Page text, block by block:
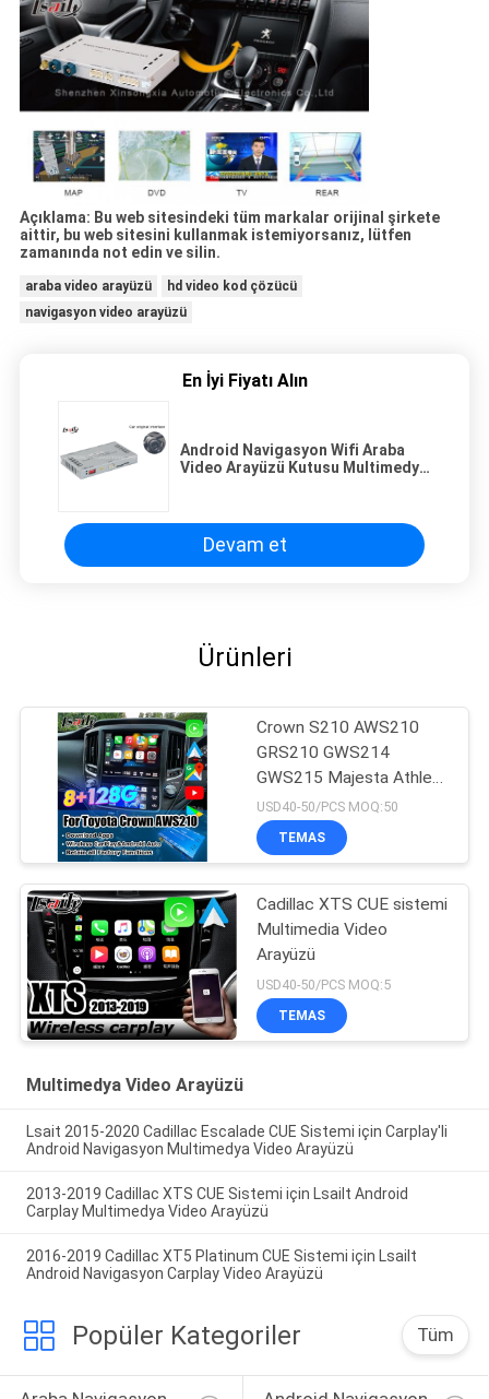
Açıklama: Bu web sitesindeki tüm markalar orijinal şirkete
aittir, bu web sitesini kullanmak istemiyorsanız, lütfen
zamanında not edin ve silin.
araba video arayüzü
hd video kod çözücü
navigasyon video arayüzü
En İyi Fiyatı Alın
Android Navigasyon Wifi Araba
Video Arayüzü Kutusu Multimedya
Devam et
Ürünleri
Crown S210 AWS210
GRS210 GWS214
GWS215 Majesta Athlete
Royal Saloon için Android
13 Multimedia Video
Arayüzü Kablosuz
Güncelleme
USD40-50/PCS MOQ:50
TEMAS
Cadillac XTS CUE sistemi
Multimedia Video
Arayüzü
USD40-50/PCS MOQ:5
TEMAS
Multimedya Video Arayüzü
Lsait 2015-2020 Cadillac Escalade CUE Sistemi için Carplay'li
Android Navigasyon Multimedya Video Arayüzü
2013-2019 Cadillac XTS CUE Sistemi için Lsailt Android
Carplay Multimedya Video Arayüzü
2016-2019 Cadillac XT5 Platinum CUE Sistemi için Lsailt
Android Navigasyon Carplay Video Arayüzü
Popüler Kategoriler Tüm